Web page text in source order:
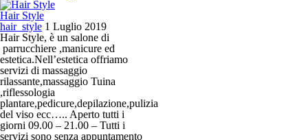
Hair Style
hair_style 1 Luglio 2019
Hair Style, è un salone di
parrucchiere ,manicure ed
estetica.Nell’estetica offriamo
servizi di massaggio
rilassante,massaggio Tuina
,riflessologia
plantare,pedicure,depilazione,pulizia
del viso ecc….. Aperto tutti i
giorni 09.00 – 21.00 – Tutti i
servizi sono senza appuntamento